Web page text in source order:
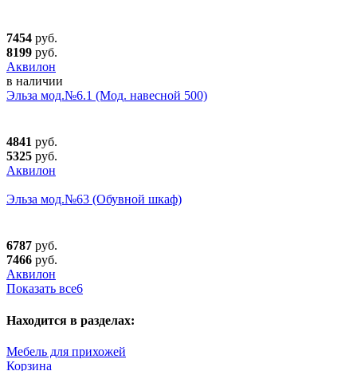
7454 руб.
8199 руб.
Аквилон
в наличии
Эльза мод.№6.1 (Мод. навесной 500)
4841 руб.
5325 руб.
Аквилон
Эльза мод.№63 (Обувной шкаф)
6787 руб.
7466 руб.
Аквилон
Показать все6
Находится в разделах:
Мебель для прихожей
Корзина